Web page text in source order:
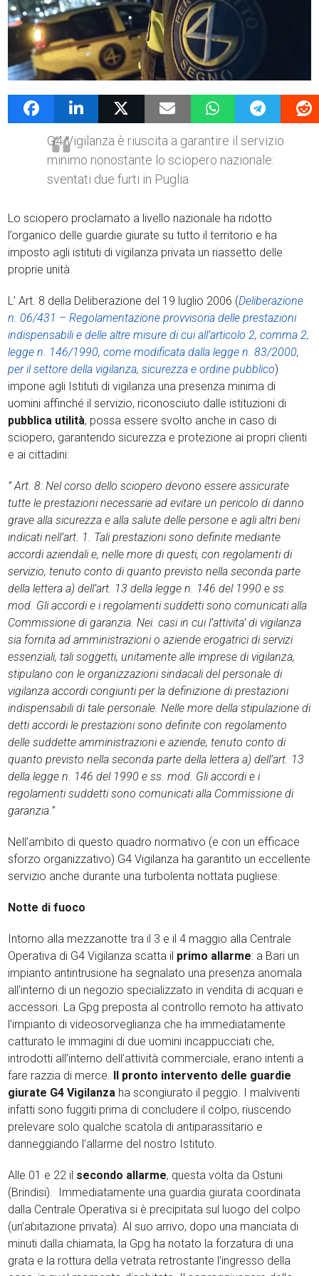
10 Maggio 2018 admin News G4Vigilanza
G4 Vigilanza è riuscita a garantire il servizio
minimo nonostante lo sciopero nazionale:
sventati due furti in Puglia
Lo sciopero proclamato a livello nazionale ha ridotto
l’organico delle guardie giurate su tutto il territorio e ha
imposto agli istituti di vigilanza privata un riassetto delle
proprie unità.
L’ Art. 8 della Deliberazione del 19 luglio 2006 (Deliberazione
n. 06/431 – Regolamentazione provvisoria delle prestazioni
indispensabili e delle altre misure di cui all’articolo 2, comma 2,
legge n. 146/1990, come modificata dalla legge n. 83/2000,
per il settore della vigilanza, sicurezza e ordine pubblico)
impone agli Istituti di vigilanza una presenza minima di
uomini affinché il servizio, riconosciuto dalle istituzioni di
pubblica utilità, possa essere svolto anche in caso di
sciopero, garantendo sicurezza e protezione ai propri clienti
e ai cittadini:
” Art. 8: Nel corso dello sciopero devono essere assicurate
tutte le prestazioni necessarie ad evitare un pericolo di danno
grave alla sicurezza e alla salute delle persone e agli altri beni
indicati nell’art. 1. Tali prestazioni sono definite mediante
accordi aziendali e, nelle more di questi, con regolamenti di
servizio, tenuto conto di quanto previsto nella seconda parte
della lettera a) dell’art. 13 della legge n. 146 del 1990 e ss.
mod. Gli accordi e i regolamenti suddetti sono comunicati alla
Commissione di garanzia. Nei. casi in cui l’attivita’ di vigilanza
sia fornita ad amministrazioni o aziende erogatrici di servizi
essenziali, tali soggetti, unitamente alle imprese di vigilanza,
stipulano con le organizzazioni sindacali del personale di
vigilanza accordi congiunti per la definizione di prestazioni
indispensabili di tale personale. Nelle more della stipulazione di
detti accordi le prestazioni sono definite con regolamento
delle suddette amministrazioni e aziende, tenuto conto di
quanto previsto nella seconda parte della lettera a) dell’art. 13
della legge n. 146 del 1990 e ss. mod. Gli accordi e i
regolamenti suddetti sono comunicati alla Commissione di
garanzia.”
Nell’ambito di questo quadro normativo (e con un efficace
sforzo organizzativo) G4 Vigilanza ha garantito un eccellente
servizio anche durante una turbolenta nottata pugliese.
Notte di fuoco
Intorno alla mezzanotte tra il 3 e il 4 maggio alla Centrale
Operativa di G4 Vigilanza scatta il primo allarme: a Bari un
impianto antintrusione ha segnalato una presenza anomala
all’interno di un negozio specializzato in vendita di acquari e
accessori. La Gpg preposta al controllo remoto ha attivato
l’impianto di videosorveglianza che ha immediatamente
catturato le immagini di due uomini incappucciati che,
introdotti all’interno dell’attività commerciale, erano intenti a
fare razzia di merce. Il pronto intervento delle guardie
giurate G4 Vigilanza ha scongiurato il peggio. I malviventi
infatti sono fuggiti prima di concludere il colpo, riuscendo
prelevare solo qualche scatola di antiparassitario e
danneggiando l’allarme del nostro Istituto.
Alle 01 e 22 il secondo allarme, questa volta da Ostuni
(Brindisi). Immediatamente una guardia giurata coordinata
dalla Centrale Operativa si è precipitata sul luogo del colpo
(un’abitazione privata). Al suo arrivo, dopo una manciata di
minuti dalla chiamata, la Gpg ha notato la forzatura di una
grata e la rottura della vetrata retrostante l’ingresso della